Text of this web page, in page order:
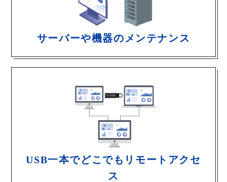
サーバーや機器のメンテナンス
USB一本でどこでもリモートアクセ
ス